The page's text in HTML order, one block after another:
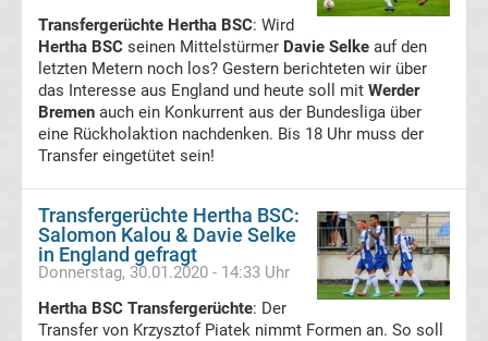
Transfergerüchte
Alemannia
Aachen
Transfergerüchte
Arminia
Bielefeld
Transfergerüchte Hertha BSC: Wird
Hertha BSC seinen Mittelstürmer Davie Selke auf den
letzten Metern noch los? Gestern berichteten wir über
das Interesse aus England und heute soll mit Werder
Bremen auch ein Konkurrent aus der Bundesliga über
eine Rückholaktion nachdenken. Bis 18 Uhr muss der
Transfer eingetütet sein!
Transfergerüchte Hertha BSC:
Salomon Kalou & Davie Selke
in England gefragt
Donnerstag, 30.01.2020 - 14:33 Uhr
Hertha BSC Transfergerüchte: Der
Transfer von Krzysztof Piatek nimmt Formen an. So soll